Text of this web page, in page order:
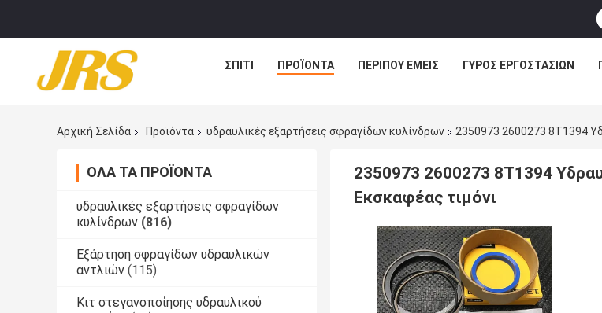
ΣΠΊΤΙ ΠΡΟΪΌΝΤΑ ΠΕΡΊΠΟΥ ΕΜΕΊΣ ΓΎΡΟΣ ΕΡΓΟΣΤΑΣΊΩΝ
Αρχική Σελίδα Προϊόντα υδραυλικές εξαρτήσεις σφραγίδων κυλίνδρων 2350973 2600273 8T1394
ΌΛΑ ΤΑ ΠΡΟΪΌΝΤΑ
υδραυλικές εξαρτήσεις σφραγίδων
κυλίνδρων (816)
Εξάρτηση σφραγίδων υδραυλικών
αντλιών (115)
Κιτ στεγανοποίησης υδραυλικού
2350973 2600273 8T1394
Εκσκαφέας τιμόνι